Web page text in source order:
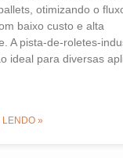
otimizando o
baixo custo e alta
A pista-de-roletes-
ideal para diversas
»